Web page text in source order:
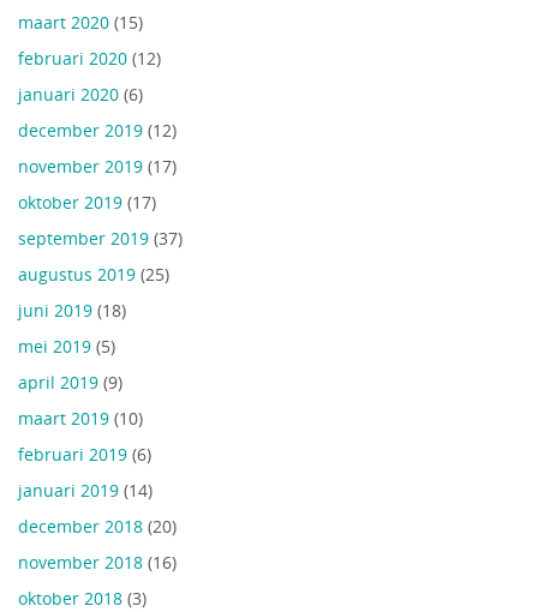
maart 2020 (15)
februari 2020 (12)
januari 2020 (6)
december 2019 (12)
november 2019 (17)
oktober 2019 (17)
september 2019 (37)
augustus 2019 (25)
juni 2019 (18)
mei 2019 (5)
april 2019 (9)
maart 2019 (10)
februari 2019 (6)
januari 2019 (14)
december 2018 (20)
november 2018 (16)
oktober 2018 (3)